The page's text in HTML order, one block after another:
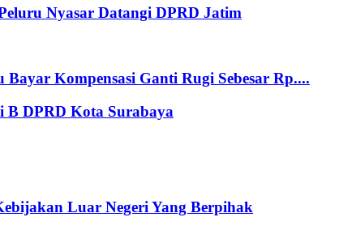
Nyasar Datangi DPRD Jatim
Kompensasi Ganti Rugi Sebesar Rp....
B DPRD Kota Surabaya
Luar Negeri Yang Berpihak